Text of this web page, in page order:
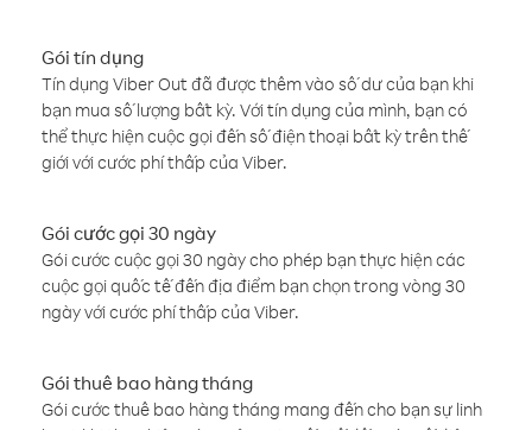
Gói tín dụng
Tín dụng Viber Out đã được thêm vào số dư của bạn khi
bạn mua số lượng bất kỳ. Với tín dụng của mình, bạn có
thể thực hiện cuộc gọi đến số điện thoại bất kỳ trên thế
giới với cước phí thấp của Viber.
Gói cước gọi 30 ngày
Gói cước cuộc gọi 30 ngày cho phép bạn thực hiện các
cuộc gọi quốc tế đến địa điểm bạn chọn trong vòng 30
ngày với cước phí thấp của Viber.
Gói thuê bao hàng tháng
Gói cước thuê bao hàng tháng mang đến cho bạn sự linh